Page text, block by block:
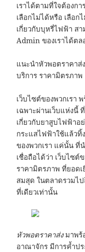
เราได้ตามที่ใจต้องก
เลือกไม่ได้หรือ เลือ
เกี่ยวกับบุหรี่ไฟฟ้า ส
Admin ของเราได้ตล
แนะนำหัวพอตราคาส่
บริการ ราคามิตรภาพ
เว็บไซต์ของพวกเรา
เฉพาะผ่านเว็บแห่งนี้
เกี่ยวกับยาสูบไฟฟ้าอ
กระแสไฟฟ้าใช้แล้วทิ้
ของพวกเรา แค่นั้น ที่
เชื่อถือได้ว่า เว็บไซต์
ราคามิตรภาพ ที่ยอดเ
สมสุด ในตลาดรวมไ
ที่เดียวเท่านั้น
หัวพอตราคาส่งมาพร้
อาณาจักร มีการค้ำป